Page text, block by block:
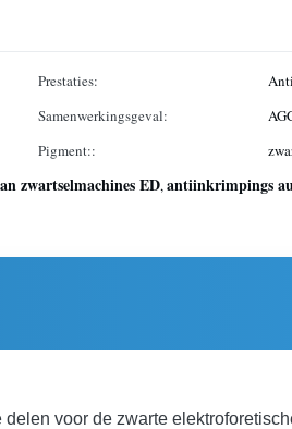
Prestaties:
Samenwerkingsgeval:
Pigment::
zwartselmachines ED,antiinkrimpings
voor de zwarte